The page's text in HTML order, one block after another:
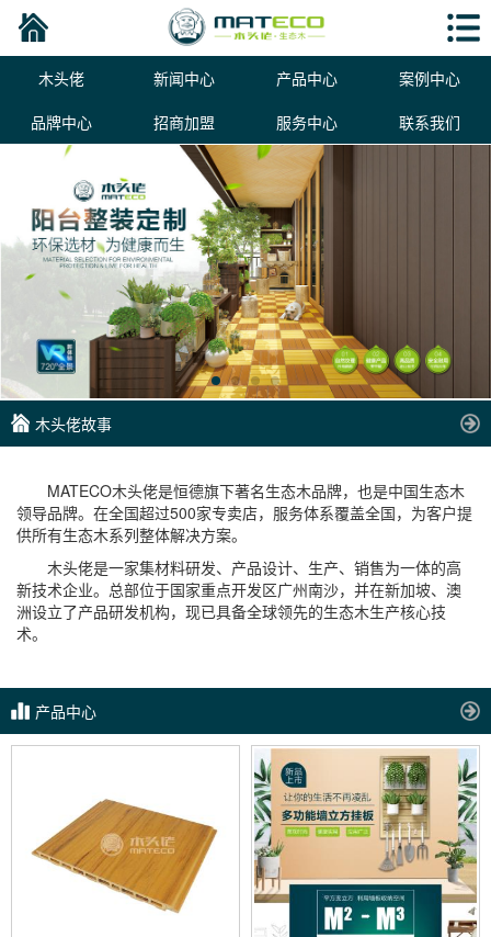
木头佬 新闻中心 产品中心
案例中心
品牌中心
招商加盟 服务中心 联系我们
木头佬故事
MATECO木头佬是恒德旗下著名生态木品牌，也是中国生态木
领导品牌。在全国超过500家专卖店，服务体系覆盖全国，为客户提
供所有生态木系列整体解决方案。
木头佬是一家集材料研发、产品设计、生产、销售为一体的高
新技术企业。总部位于国家重点开发区广州南沙，并在新加坡、澳
洲设立了产品研发机构，现已具备全球领先的生态木生产核心技
术。
产品中心